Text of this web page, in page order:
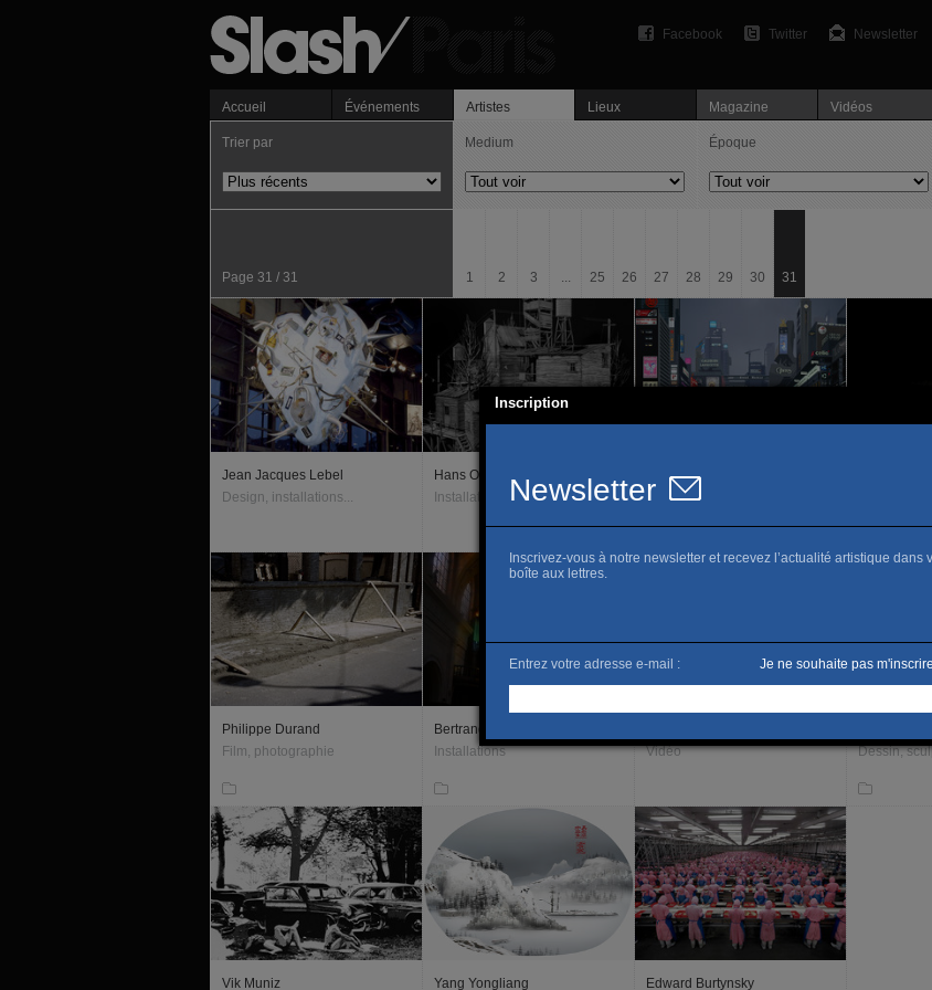
Newsletter
Twitter
Facebook
Accueil Événements Artistes Lieux Magazine Vidéos
Trier par Medium Époque
Page 31 / 31 1 2 3 ... 25 26 27 28 29 30 31
Jean Jacques Lebel
Design, installations...
Hans Op de Beeck
Installations, photographie
Alain Bublex
Graphisme, photographie...
Philippe Durand
Film, photographie
Bertrand Planes
Installations
Vidéo
Dessin,
Vik Muniz Yang Yongliang Edward Burtynsky
Inscription